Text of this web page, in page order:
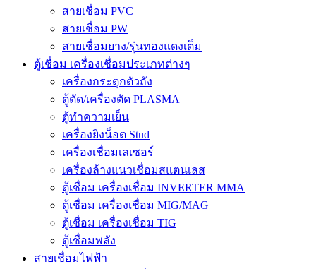
สายเชื่อม PVC
สายเชื่อม PW
สายเชื่อมยาง/รุ่นทองแดงเต็ม
ตู้เชื่อม เครื่องเชื่อมประเภทต่างๆ
เครื่องกระตุกตัวถัง
ตู้ตัด/เครื่องตัด PLASMA
ตู้ทำความเย็น
เครื่องยิงน็อต Stud
เครื่องเชื่อมเลเซอร์
เครื่องล้างแนวเชื่อมสแตนเลส
ตู้เชื่อม เครื่องเชื่อม INVERTER MMA
ตู้เชื่อม เครื่องเชื่อม MIG/MAG
ตู้เชื่อม เครื่องเชื่อม TIG
ตู้เชื่อมพลัง
สายเชื่อมไฟฟ้า